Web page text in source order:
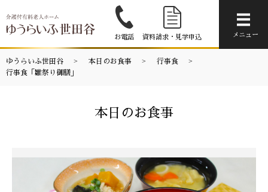
お電話 資料請求・見学申込 メニュー
ゆうらいふ世田谷 本日のお食事
行事食
行事食「雛祭り御膳」
本日のお食事